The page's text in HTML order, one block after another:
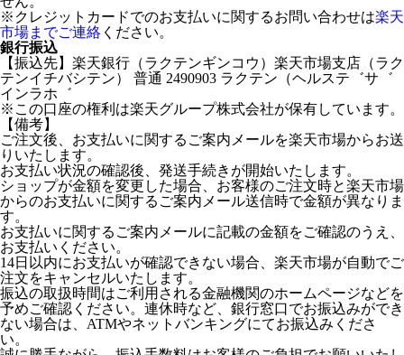
※クレジットカードでのお支払いに関するお問い合わせは楽天
市場までご連絡 ください。
銀行振込
【振込先】楽天銀行（ラクテンギンコウ）楽天市場支店（ラク
テンイチバシテン） 普通 2490903 ラクテン（ヘルステ゛サ゛
インラホ゛
※この口座の権利は楽天グループ株式会社が保有しています。
【備考】
ご注文後、お支払いに関するご案内メールを楽天市場からお送
りいたします。
お支払い状況の確認後、発送手続きが開始いたします。
ショップが金額を変更した場合、お客様のご注文時と楽天市場
からのお支払いに関するご案内メール送信時で金額が異なりま
す。
お支払いに関するご案内メールに記載の金額をご確認のうえ、
お支払いください。
14日以内にお支払いが確認できない場合、楽天市場が自動でご
注文をキャンセルいたします。
振込の取扱時間はご利用される金融機関のホームページなどを
予めご確認ください。連休時など、銀行窓口でお振込みができ
ない場合は、ATMやネットバンキングにてお振込みくださ
い。